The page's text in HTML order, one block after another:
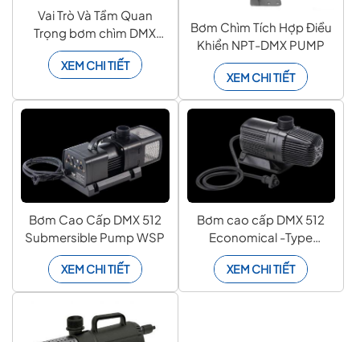
Vai Trò Và Tầm Quan
Trọng bơm chìm DMX
trong nhạc nước
XEM CHI TIẾT
Bơm Chìm Tích Hợp Điều
Khiển NPT-DMX PUMP
XEM CHI TIẾT
Bơm Cao Cấp DMX 512
Submersible Pump WSP
XEM CHI TIẾT
Bơm cao cấp DMX 512
Economical -Type
Variable Speed
XEM CHI TIẾT